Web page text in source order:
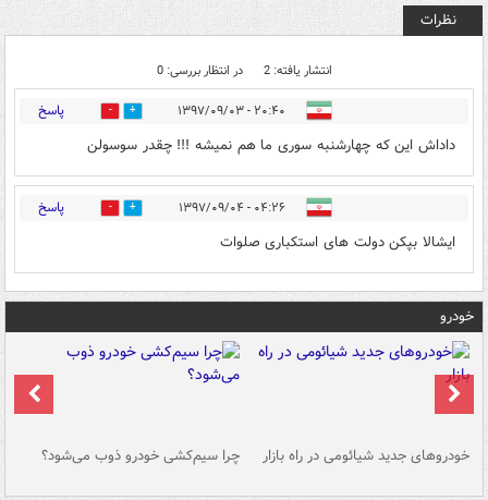
نظرات
انتشار یافته: 2 در انتظار بررسی: 0
۲۰:۴۰ - ۱۳۹۷/۰۹/۰۳ 0 پاسخ
داداش این که چهارشنبه سوری ما هم نمیشه !!! چقدر سوسولن
۰۴:۲۶ - ۱۳۹۷/۰۹/۰۴ 0 پاسخ
ایشالا بپکن دولت های استکباری صلوات
خودرو
خودروهای جدید شیائومی در راه بازار چرا سیم‌کشی خودرو ذوب می‌شود؟